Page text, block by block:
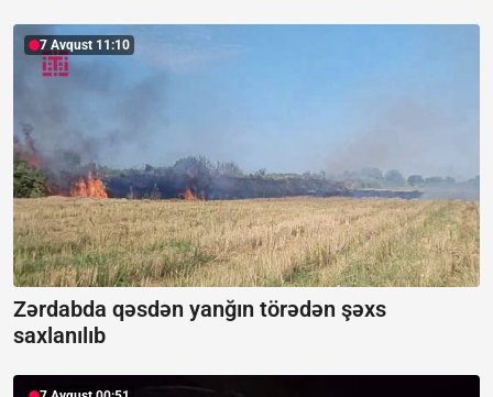
7 Avqust 11:10
Zərdabda qəsdən yanğın törədən şəxs
saxlanılıb